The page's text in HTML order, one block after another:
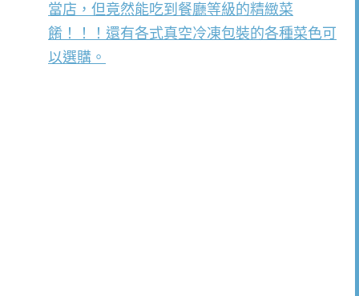
當店，但竟然能吃到餐廳等級的精緻菜
餚！！！還有各式真空冷凍包裝的各種菜色可
以選購。